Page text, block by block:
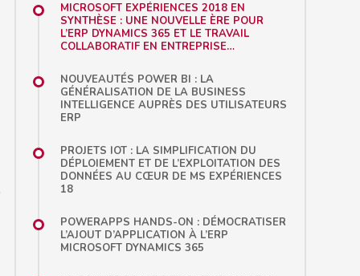
MICROSOFT EXPÉRIENCES 2018 EN
SYNTHÈSE : UNE NOUVELLE ÈRE POUR
L’ERP DYNAMICS 365 ET LE TRAVAIL
COLLABORATIF EN ENTREPRISE…
NOUVEAUTÉS POWER BI : LA
GÉNÉRALISATION DE LA BUSINESS
INTELLIGENCE AUPRÈS DES UTILISATEURS
ERP
PROJETS IOT : LA SIMPLIFICATION DU
DÉPLOIEMENT ET DE L’EXPLOITATION DES
DONNÉES AU CŒUR DE MS EXPÉRIENCES
18
POWERAPPS HANDS-ON : DÉMOCRATISER
L’AJOUT D’APPLICATION À L’ERP
MICROSOFT DYNAMICS 365